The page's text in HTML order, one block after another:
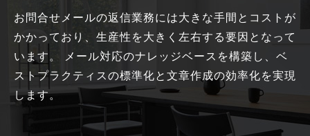
お問合せメールの返信業務には大きな手間とコストが
かかっており、生産性を大きく左右する要因となって
います。 メール対応のナレッジベースを構築し、ベ
ストプラクティスの標準化と文章作成の効率化を実現
します。